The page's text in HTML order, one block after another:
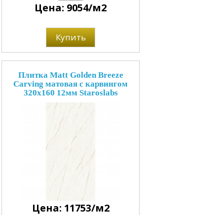
Цена: 9054/м2
Купить
Плитка Matt Golden Breeze
Carving матовая с карвингом
320x160 12мм Staroslabs
Цена: 11753/м2